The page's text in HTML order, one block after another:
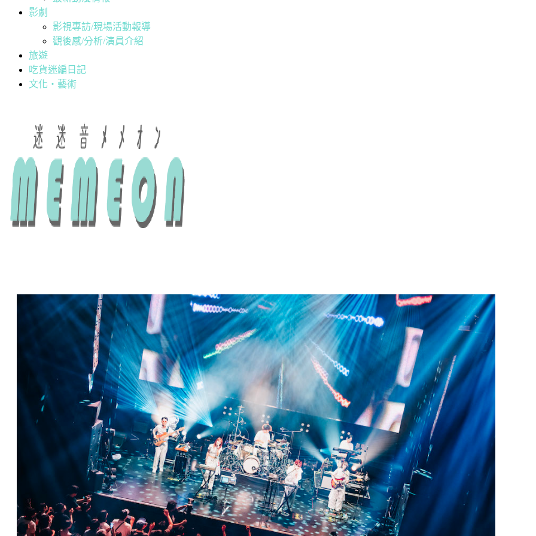
影劇
影視專訪/現場活動報導
觀後感/分析/演員介紹
旅遊
吃貨迷編日記
文化・藝術